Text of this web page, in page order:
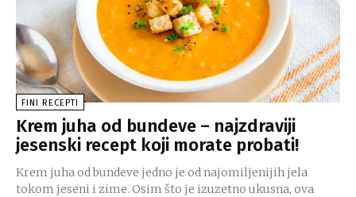
FINI RECEPTI
Krem juha od bundeve – najzdraviji
jesenski recept koji morate probati!
Krem juha od bundeve jedno je od najomiljenijih jela
tokom jeseni i zime. Osim što je izuzetno ukusna, ova